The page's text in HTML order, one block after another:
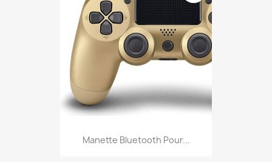
Manette Bluetooth Pour...